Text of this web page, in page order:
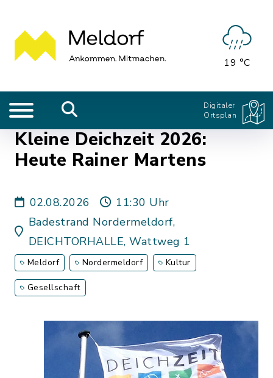
19 °C
Digitaler
Ortsplan
Kleine Deichzeit 2026:
Heute Rainer Martens
02.08.2026
11:30 Uhr
Badestrand Nordermeldorf,
DEICHTORHALLE, Wattweg 1
Meldorf Nordermeldorf Kultur
Gesellschaft